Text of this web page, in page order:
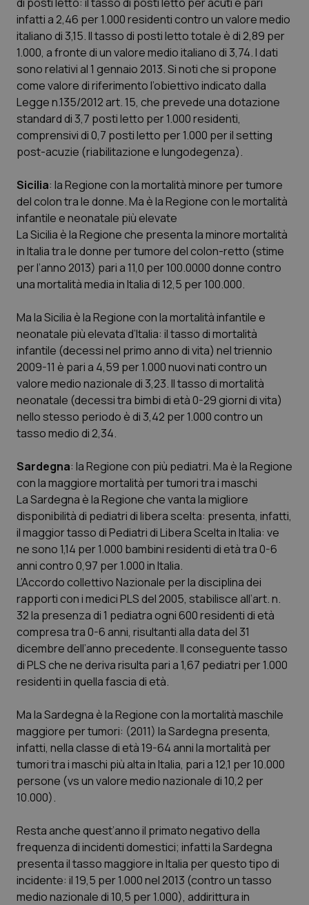
infatti a 2,46 per 1.000 residenti contro un valore medio
italiano di 3,15. Il tasso di posti letto totale è di 2,89 per
1.000, a fronte di un valore medio italiano di 3,74. I dati
sono relativi al 1 gennaio 2013. Si noti che si propone
come valore di riferimento l’obiettivo indicato dalla
Legge n.135/2012 art. 15, che prevede una dotazione
standard di 3,7 posti letto per 1.000 residenti,
comprensivi di 0,7 posti letto per 1.000 per il setting
post-acuzie (riabilitazione e lungodegenza).
Sicilia: la Regione con la mortalità minore per tumore
del colon tra le donne. Ma è la Regione con le mortalità
infantile e neonatale più elevate
La Sicilia è la Regione che presenta la minore mortalità
in Italia tra le donne per tumore del colon-retto (stime
per l’anno 2013) pari a 11,0 per 100.0000 donne contro
una mortalità media in Italia di 12,5 per 100.000.
Ma la Sicilia è la Regione con la mortalità infantile e
neonatale più elevata d’Italia: il tasso di mortalità
infantile (decessi nel primo anno di vita) nel triennio
2009-11 è pari a 4,59 per 1.000 nuovi nati contro un
valore medio nazionale di 3,23. Il tasso di mortalità
neonatale (decessi tra bimbi di età 0-29 giorni di vita)
nello stesso periodo è di 3,42 per 1.000 contro un
tasso medio di 2,34.
Sardegna: la Regione con più pediatri. Ma è la Regione
con la maggiore mortalità per tumori tra i maschi
La Sardegna è la Regione che vanta la migliore
disponibilità di pediatri di libera scelta: presenta, infatti,
il maggior tasso di Pediatri di Libera Scelta in Italia: ve
ne sono 1,14 per 1.000 bambini residenti di età tra 0-6
anni contro 0,97 per 1.000 in Italia.
L’Accordo collettivo Nazionale per la disciplina dei
rapporti con i medici PLS del 2005, stabilisce all’art. n.
32 la presenza di 1 pediatra ogni 600 residenti di età
compresa tra 0-6 anni, risultanti alla data del 31
dicembre dell’anno precedente. Il conseguente tasso
di PLS che ne deriva risulta pari a 1,67 pediatri per 1.000
residenti in quella fascia di età.
Ma la Sardegna è la Regione con la mortalità maschile
maggiore per tumori: (2011) la Sardegna presenta,
infatti, nella classe di età 19-64 anni la mortalità per
tumori tra i maschi più alta in Italia, pari a 12,1 per 10.000
persone (vs un valore medio nazionale di 10,2 per
10.000).
Resta anche quest’anno il primato negativo della
frequenza di incidenti domestici; infatti la Sardegna
presenta il tasso maggiore in Italia per questo tipo di
incidente: il 19,5 per 1.000 nel 2013 (contro un tasso
medio nazionale di 10,5 per 1.000), addirittura in
YSC
Google LLC
.youtube.com
Sessione
__Secure-
ROLLOUT_TOKEN
settimane
ironfish-tracking-
named-enable
settimane